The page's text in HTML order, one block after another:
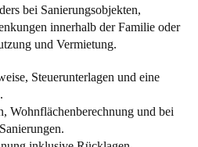
bei Sanierungsobjekten,
innerhalb der Familie oder
und Vermietung.
Steuerunterlagen und eine
Wohnflächenberechnung und bei